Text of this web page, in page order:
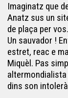
Imaginatz que
Anatz sus un
de plaça per vos.
Un sauvador !
estret, reac e
Miquèl. Pas
dins son